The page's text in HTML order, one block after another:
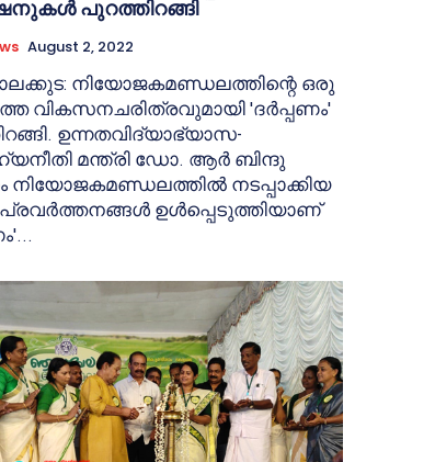
പുറത്തിറങ്ങി
August 2, 2022
നിയോജകമണ്ഡലത്തിന്റെ ഒരു
വികസനചരിത്രവുമായി 'ദർപ്പണം'
ഉന്നതവിദ്യാഭ്യാസ-
മന്ത്രി ഡോ. ആർ ബിന്ദു
നിയോജകമണ്ഡലത്തിൽ നടപ്പാക്കിയ
പ്രവർത്തനങ്ങൾ ഉൾപ്പെടുത്തിയാണ്